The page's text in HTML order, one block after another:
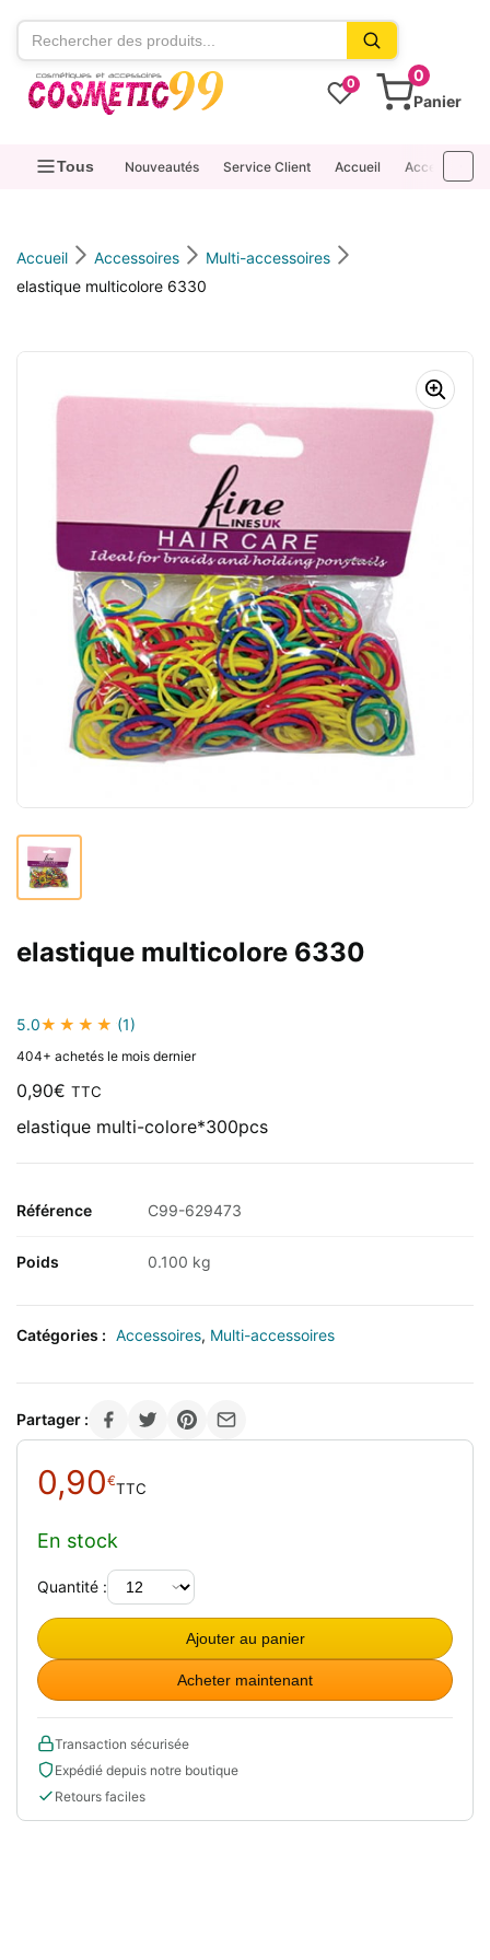
contenu
0
0
Panier
Tous Nouveautés Service Client Accueil Accessoires
Accueil Accessoires
Multi-accessoires
elastique multicolore 6330
elastique multicolore 6330
5.0 (1)
404+ achetés le mois dernier
0,90€ TTC
elastique multi-colore*300pcs
Référence C99-629473
Poids 0.100 kg
Catégories : Accessoires, Multi-accessoires
Partager :
0,90€TTC
En stock
Quantité :
Ajouter au panier
Acheter maintenant
Transaction sécurisée
Expédié depuis notre boutique
Retours faciles